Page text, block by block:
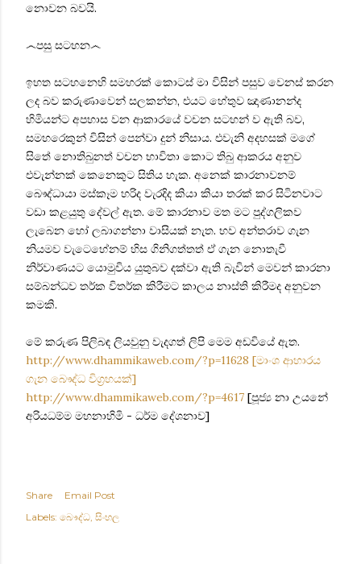
නොවන බවයි.
෴පසු සටහන෴
ඉහත සටහනෙහි සමහරක් කොටස් මා විසින් පසුව වෙනස් කරන
ලද බව කරුණාවෙන් සලකන්න, එයට හේතුව ඤාණානන්ද
හිමියන්ට අපහාස වන ආකාරයේ වචන සටහන් ව ඇති බව,
සමහරෙකුන් විසින් පෙන්වා දුන් නිසාය. එවැනි අදහසක් මගේ
සිතේ නොතිබුනත් වචන භාවිතා කොට තිබු ආකරය අනුව
එවැන්නක් කෙනෙකුට සිතිය හැක. අනෙක් කාරනාවනම්
බෞද්ධායා මස්කෑම හරිද වැරදිද කියා කියා තරක් කර සිටිනවාට
වඩා කළයුතු දේවල් ඇත. මේ කාරනාව මත මට පුද්ගලිකව
ලැබෙන හෝ ලබාගන්නා වාසියක් නැත. භව අන්තරාව ගැන
නියමව වැටෙහේනම් හිස ගිනිගත්තත් ඒ ගැන නොතැවී
නිර්වාණයට යොමුවිය යුතුබව දක්වා ඇති බැවින් මෙවන් කාරනා
සම්බන්ධව තර්ක විතර්ක කිරීමට කාලය නාස්ති කිරීමද අනුවන
කමකි.
මේ කරුණ පිලිබඳ ලියවුනු වැදගත් ලිපි මෙම අඩවියේ ඇත.
http://www.dhammikaweb.com/?p=11628 [මාංශ ආහාරය
ගැන බෞද්ධ විග්‍රහයක්]
http://www.dhammikaweb.com/?p=4617 [පූජ්‍ය නා උයනේ
අරියධම්ම මහනාහිමි - ධර්ම දේශනාව]
Share
Email Post
Labels: බෞද්ධ සිංහල